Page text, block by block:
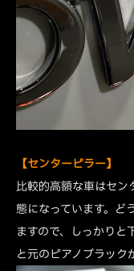
【センターピラー】
比較的高額な車はセ
態になっています。ど
ますので、しっかりと
と元のピアノブラック